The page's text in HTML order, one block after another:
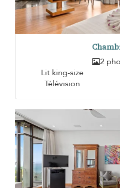
2
Lit king-size
Télévision